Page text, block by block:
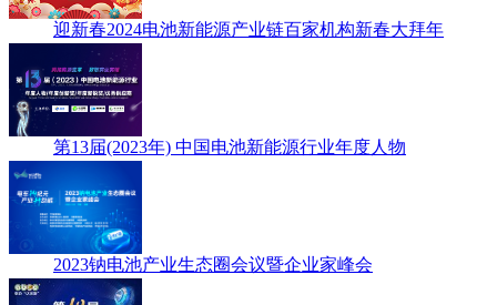
迎新春2024电池新能源产业链百家机构新春大拜年
第13届(2023年) 中国电池新能源行业年度人物
2023钠电池产业生态圈会议暨企业家峰会